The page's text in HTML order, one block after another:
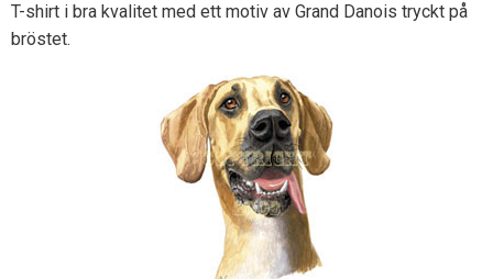
T-shirt i bra kvalitet med ett motiv av Grand Danois tryckt på
bröstet.